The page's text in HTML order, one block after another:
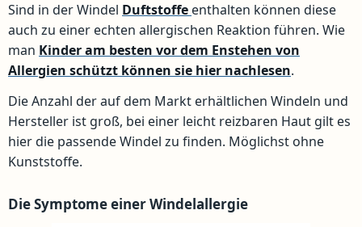
Sind in der Windel Duftstoffe enthalten können diese
auch zu einer echten allergischen Reaktion führen. Wie
man Kinder am besten vor dem Enstehen von
Allergien schützt können sie hier nachlesen.
Die Anzahl der auf dem Markt erhältlichen Windeln und
Hersteller ist groß, bei einer leicht reizbaren Haut gilt es
hier die passende Windel zu finden. Möglichst ohne
Kunststoffe.
Die Symptome einer Windelallergie